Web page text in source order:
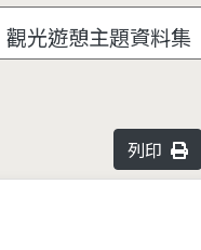
觀光遊憩主題資料集
列印